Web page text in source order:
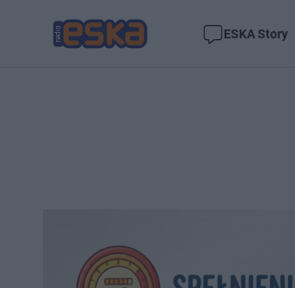
ESKA Story